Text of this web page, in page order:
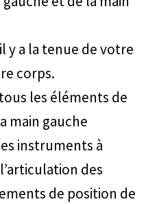
y a la tenue de votre
corps.
les éléments de
main gauche
instruments à
des
de position de